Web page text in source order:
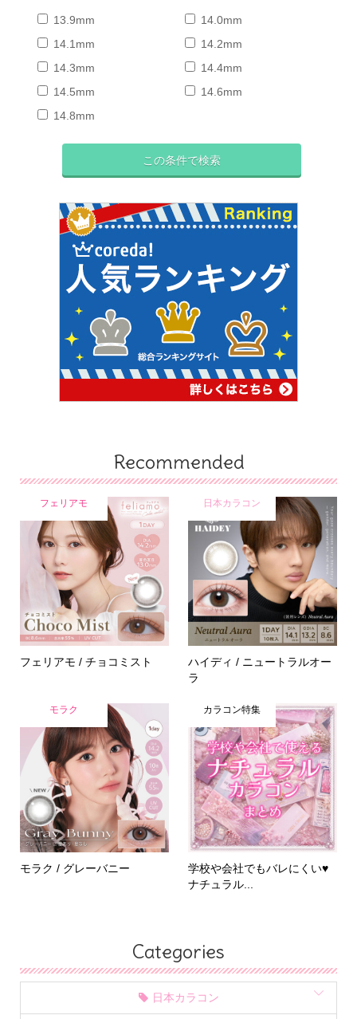
13.9mm
14.0mm
14.1mm
14.2mm
14.3mm
14.4mm
14.5mm
14.6mm
14.8mm
Recommended
フェリアモ
フェリアモ / チョコミスト
日本カラコン
ハイディ / ニュートラルオー
ラ
モラク
モラク / グレーバニー
カラコン特集
学校や会社でもバレにくい♥
ナチュラル...
Categories
日本カラコン